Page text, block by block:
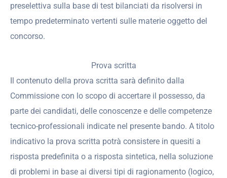
preselettiva sulla base di test bilanciati da risolversi in
tempo predeterminato vertenti sulle materie oggetto del
concorso.
Prova scritta
Il contenuto della prova scritta sarà definito dalla
Commissione con lo scopo di accertare il possesso, da
parte dei candidati, delle conoscenze e delle competenze
tecnico-professionali indicate nel presente bando. A titolo
indicativo la prova scritta potrà consistere in quesiti a
risposta predefinita o a risposta sintetica, nella soluzione
di problemi in base ai diversi tipi di ragionamento (logico,